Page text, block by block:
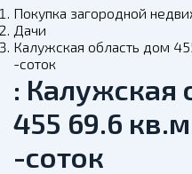
Покупка загородной
Дачи
Калужская область дом
-соток
: Калужская
455 69.6
-соток